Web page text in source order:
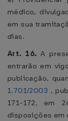
médico,
em sua
dias.
Art. 16.A
entrarão em
publicação,
1.701/2003 ,
171-172, em
disposições em